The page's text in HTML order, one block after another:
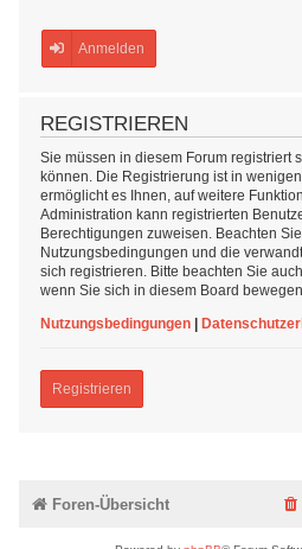
Anmelden
REGISTRIEREN
Sie müssen in diesem Forum registriert
können. Die Registrierung ist in
ermöglicht es Ihnen, auf weitere
Administration kann registrierten
Berechtigungen zuweisen. Beachten
Nutzungsbedingungen und die
sich registrieren. Bitte beachten Sie
wenn Sie sich in diesem Board bewegen.
Nutzungsbedingungen |
Registrieren
Foren-Übersicht